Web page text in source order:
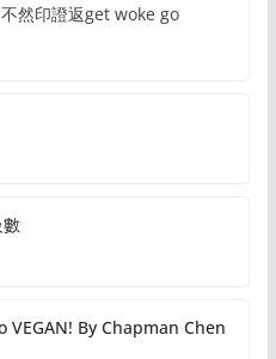
然印證返get woke go
VEGAN! By Chapman Chen